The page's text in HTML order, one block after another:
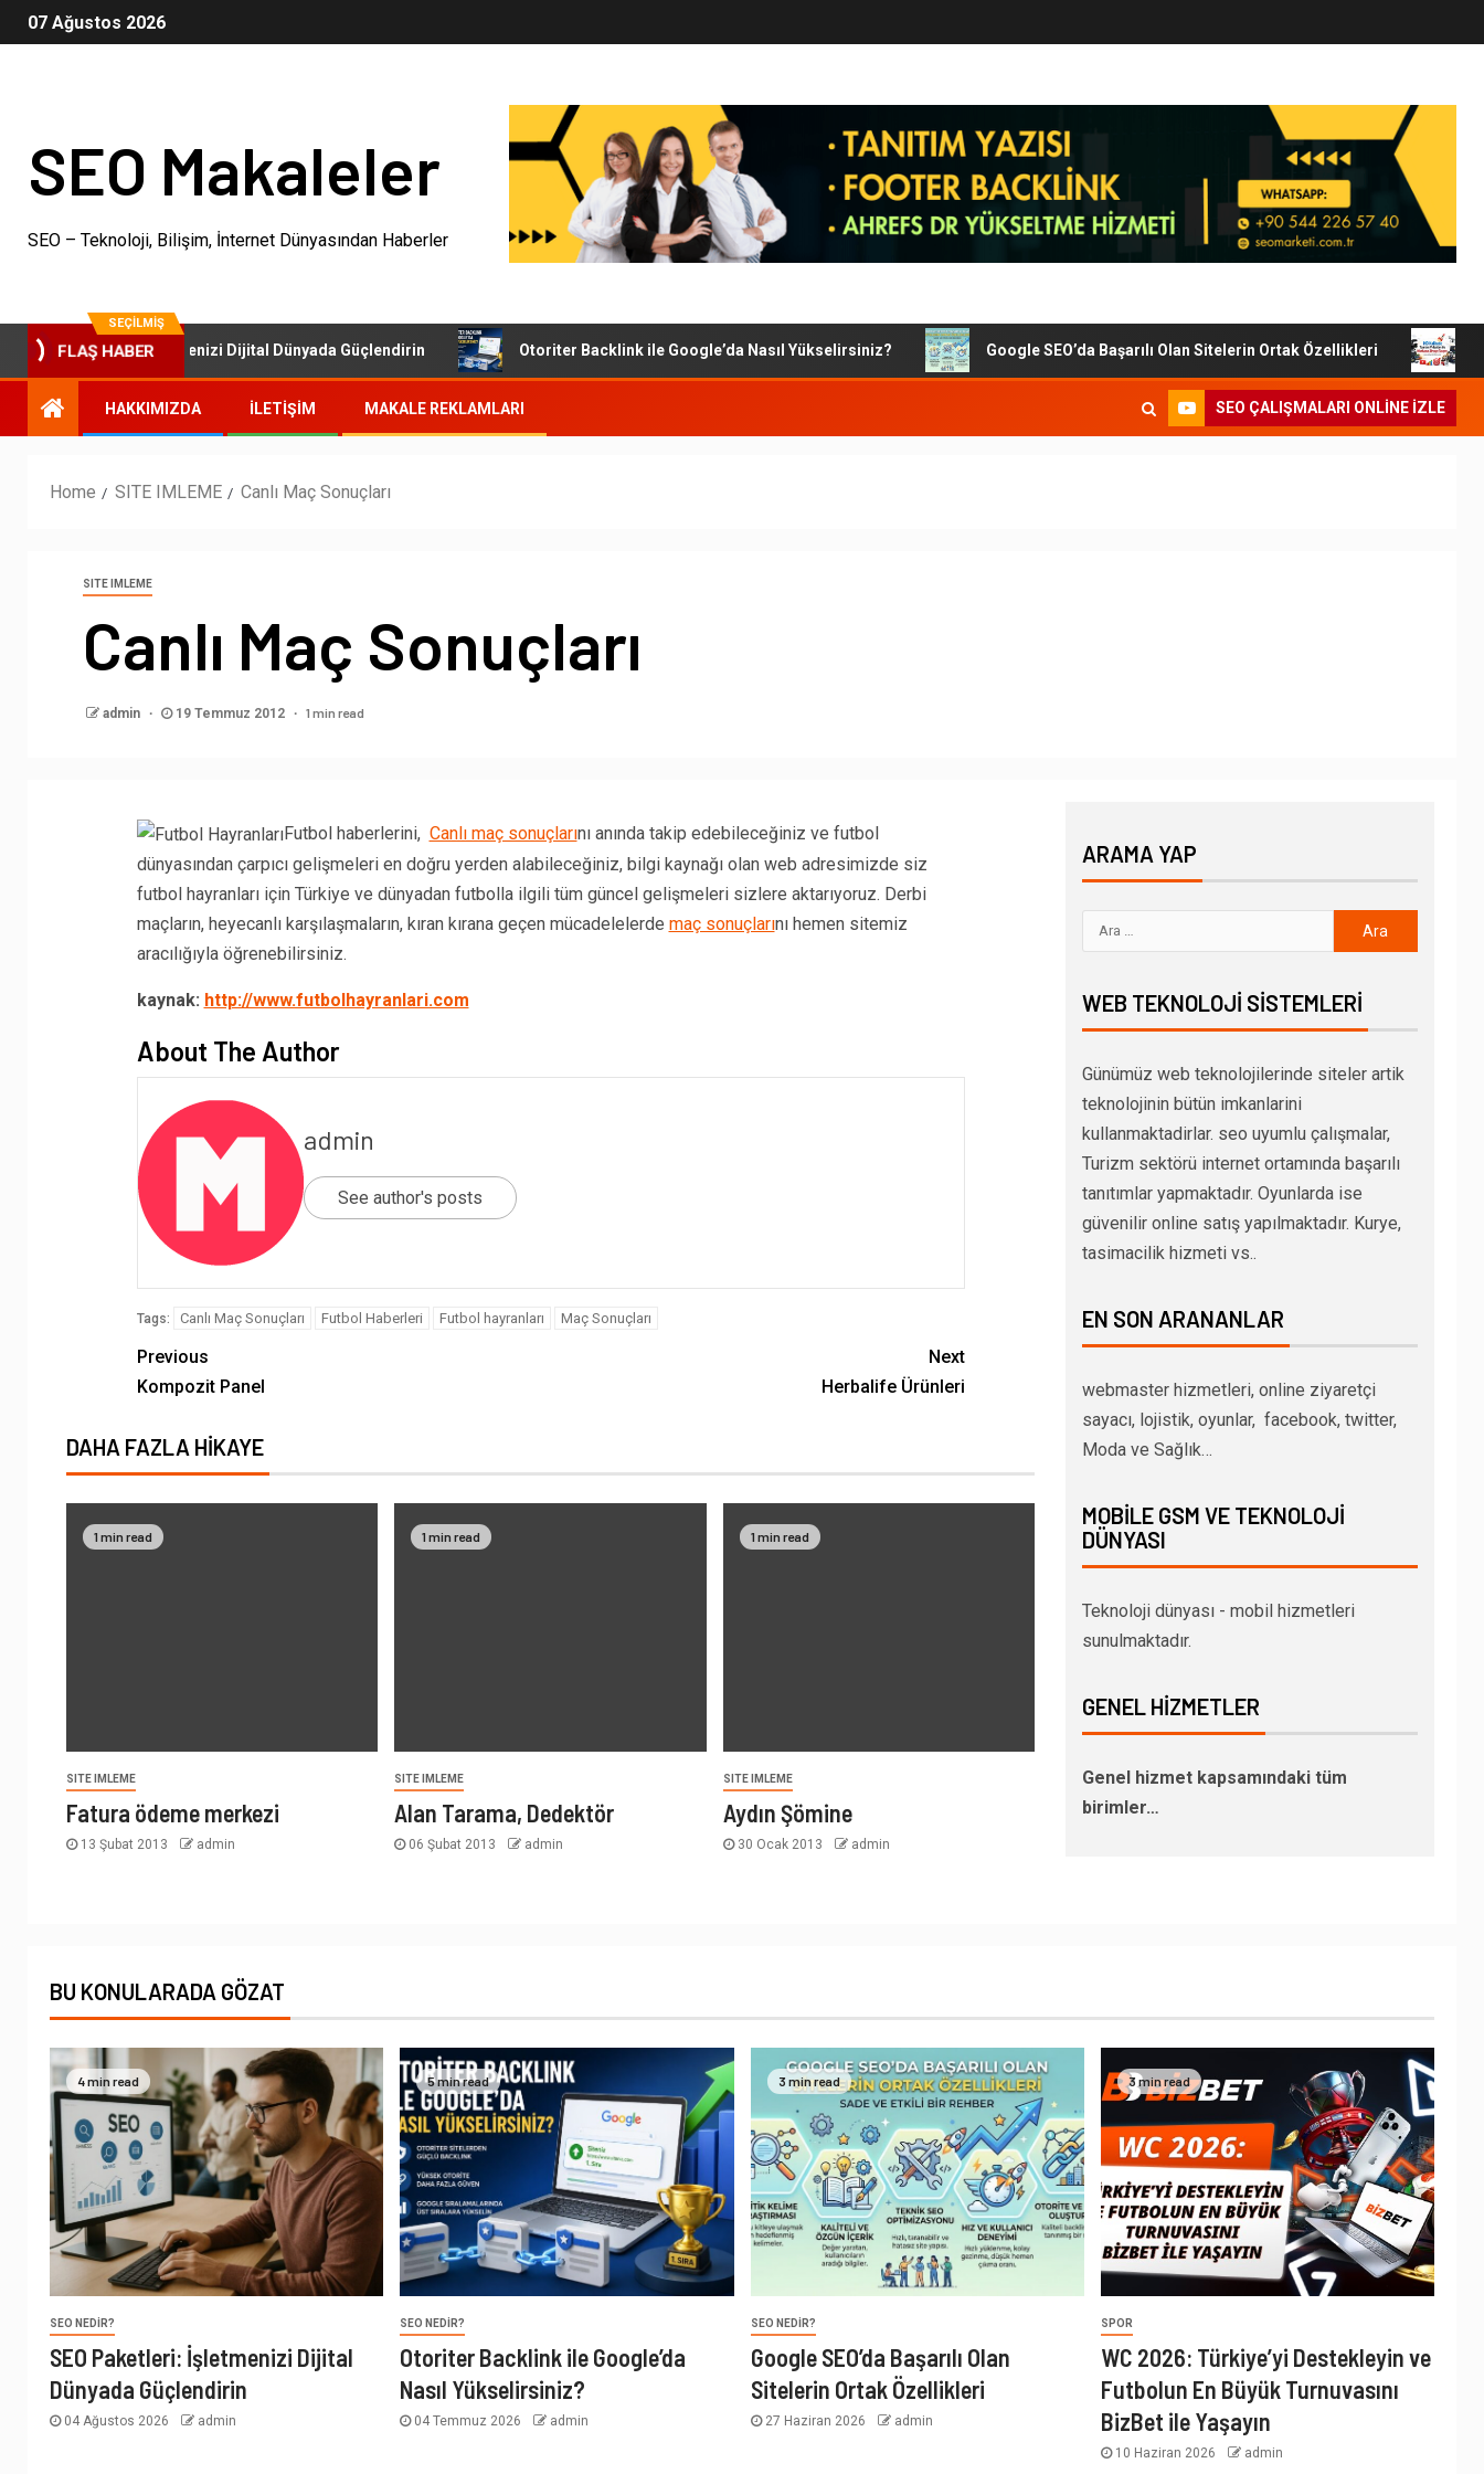
07 Ağustos 2026
SEO Makaleler
SEO – Teknoloji, Bilişim, İnternet Dünyasından Haberler
SEÇILMIŞ
FLAŞ HABER
SEO Paketleri: İşletmenizi Dijital Dünyada Güçlendirin Otoriter Backlink ile Google’da Nasıl Yükselirsiniz? Google SEO’da Başarılı Olan Sitelerin Ortak Özellikleri Dijital
HAKKIMIZDA İLETIŞIM MAKALE REKLAMLARI SEO ÇALIŞMALARI ONLINE IZLE
Home SITE IMLEME Canlı Maç Sonuçları
SITE IMLEME
Canlı Maç Sonuçları
admin 19 Temmuz 2012 1 min read
Futbol haberlerini, Canlı maç sonuçlarını anında takip edebileceğiniz ve futbol
dünyasından çarpıcı gelişmeleri en doğru yerden alabileceğiniz, bilgi kaynağı olan web adresimizde siz
futbol hayranları için Türkiye ve dünyadan futbolla ilgili tüm güncel gelişmeleri sizlere aktarıyoruz. Derbi
maçların, heyecanlı karşılaşmaların, kıran kırana geçen mücadelelerde maç sonuçlarını hemen sitemiz
aracılığıyla öğrenebilirsiniz.
kaynak: http://www.futbolhayranlari.com
About The Author
admin
See author's posts
Tags: Canlı Maç Sonuçları Futbol Haberleri Futbol hayranları Maç Sonuçları
Previous
Kompozit Panel
Next
Herbalife Ürünleri
DAHA FAZLA HIKAYE
1 min read
SITE IMLEME
Fatura ödeme merkezi
13 Şubat 2013 admin
1 min read
SITE IMLEME
Alan Tarama, Dedektör
06 Şubat 2013 admin
1 min read
SITE IMLEME
Aydın Şömine
30 Ocak 2013 admin
ARAMA YAP
WEB TEKNOLOJI SISTEMLERI
Günümüz web teknolojilerinde siteler artik
teknolojinin bütün imkanlarini
kullanmaktadirlar. seo uyumlu çalışmalar,
Turizm sektörü internet ortamında başarılı
tanıtımlar yapmaktadır. Oyunlarda ise
güvenilir online satış yapılmaktadır. Kurye,
tasimacilik hizmeti vs..
EN SON ARANANLAR
webmaster hizmetleri, online ziyaretçi
sayacı, lojistik, oyunlar, facebook, twitter,
Moda ve Sağlık…
MOBILE GSM VE TEKNOLOJI
DÜNYASI
Teknoloji dünyası - mobil hizmetleri
sunulmaktadır.
GENEL HIZMETLER
Genel hizmet kapsamındaki tüm
birimler…
BU KONULARADA GÖZAT
4 min read
SEO NEDIR?
SEO Paketleri: İşletmenizi Dijital
Dünyada Güçlendirin
04 Ağustos 2026 admin
5 min read
SEO NEDIR?
Otoriter Backlink ile Google’da
Nasıl Yükselirsiniz?
04 Temmuz 2026 admin
3 min read
SEO NEDIR?
Google SEO’da Başarılı Olan
Sitelerin Ortak Özellikleri
27 Haziran 2026 admin
3 min read
SPOR
WC 2026: Türkiye’yi Destekleyin ve
Futbolun En Büyük Turnuvasını
BizBet ile Yaşayın
10 Haziran 2026 admin